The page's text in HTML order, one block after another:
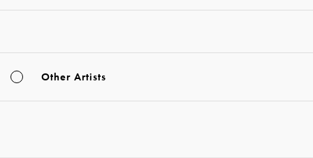
Other Artists